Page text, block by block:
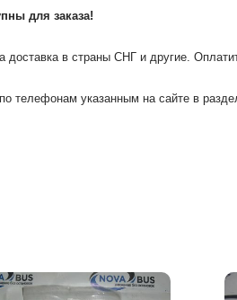
для заказа!
доставка в страны СНГ и другие.
телефонам указанным на сайте в